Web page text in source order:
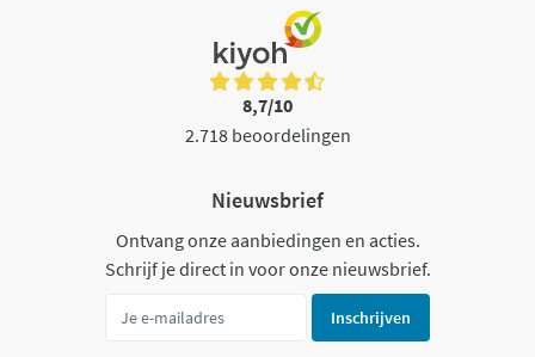
8,7/10
2.718 beoordelingen
Nieuwsbrief
Ontvang onze aanbiedingen en acties.
Schrijf je direct in voor onze nieuwsbrief.
Inschrijven